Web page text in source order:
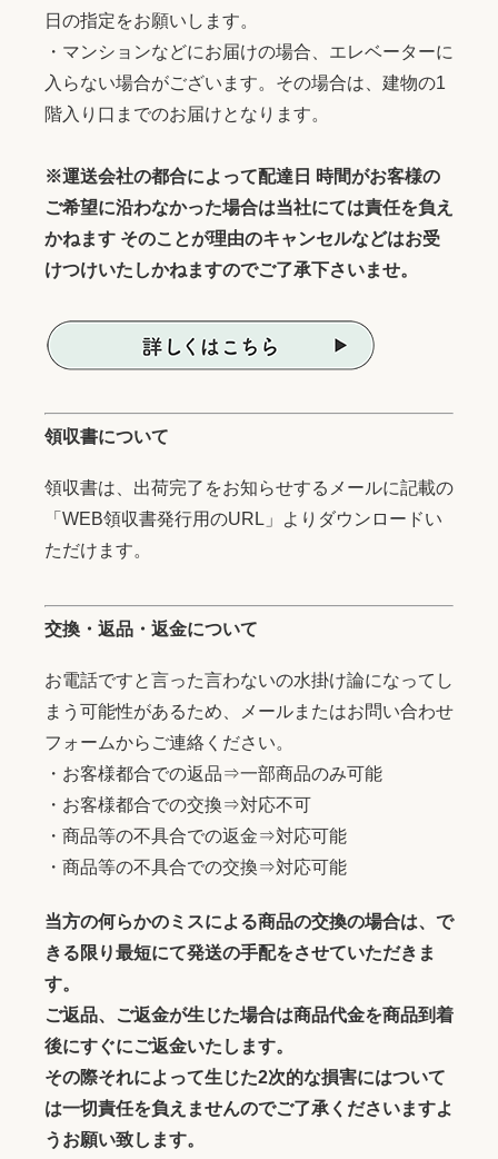
日の指定をお願いします。
・マンションなどにお届けの場合、エレベーターに
入らない場合がございます。その場合は、建物の1
階入り口までのお届けとなります。
※運送会社の都合によって配達日 時間がお客様の
ご希望に沿わなかった場合は当社にては責任を負え
かねます そのことが理由のキャンセルなどはお受
けつけいたしかねますのでご了承下さいませ。
領収書について
領収書は、出荷完了をお知らせするメールに記載の
「WEB領収書発行用のURL」よりダウンロードい
ただけます。
交換・返品・返金について
お電話ですと言った言わないの水掛け論になってし
まう可能性があるため、メールまたはお問い合わせ
フォームからご連絡ください。
・お客様都合での返品⇒一部商品のみ可能
・お客様都合での交換⇒対応不可
・商品等の不具合での返金⇒対応可能
・商品等の不具合での交換⇒対応可能
当方の何らかのミスによる商品の交換の場合は、で
きる限り最短にて発送の手配をさせていただきま
す。
ご返品、ご返金が生じた場合は商品代金を商品到着
後にすぐにご返金いたします。
その際それによって生じた2次的な損害にはついて
は一切責任を負えませんのでご了承くださいますよ
うお願い致します。